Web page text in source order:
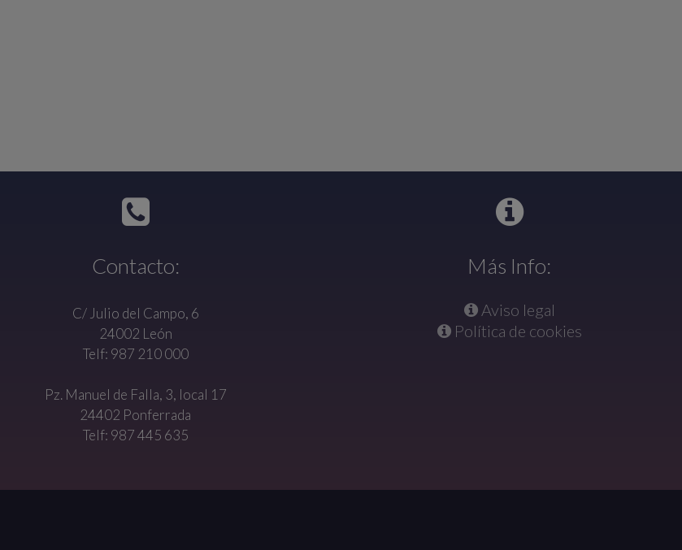
Contacto:
C/ Julio del Campo, 6
24002 León
Telf: 987 210 000
Pz. Manuel de Falla, 3, local 17
24402 Ponferrada
Telf: 987 445 635
Más Info:
Aviso legal
Política de cookies